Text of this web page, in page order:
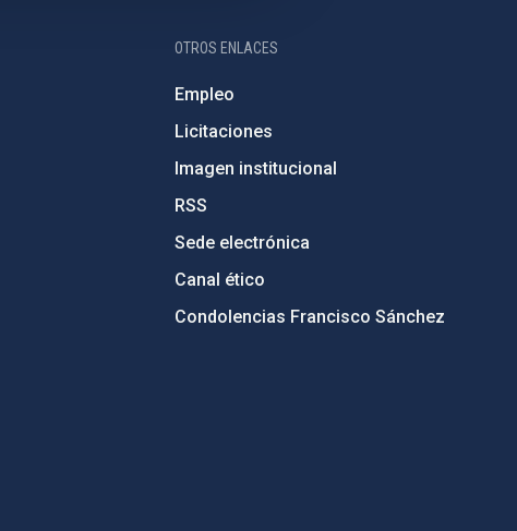
OTROS ENLACES
Empleo
Licitaciones
Imagen institucional
RSS
Sede electrónica
Canal ético
Condolencias Francisco Sánchez